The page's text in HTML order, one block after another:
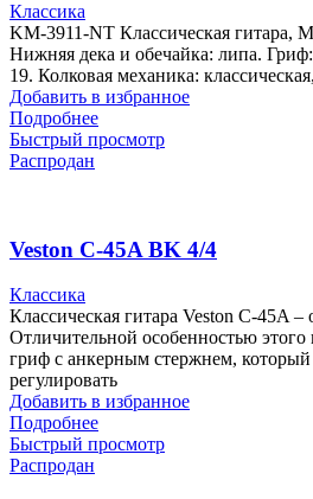
Классика
KM-3911-NT Классическая гитара,
Нижняя дека и обечайка: липа.
19. Колковая механика: классическая,
Добавить в избранное
Подробнее
Быстрый просмотр
Распродан
Veston C-45A BK 4/4
Классика
Классическая гитара Veston C-45A
Отличительной особенностью этого
гриф с анкерным стержнем,
регулировать
Добавить в избранное
Подробнее
Быстрый просмотр
Распродан